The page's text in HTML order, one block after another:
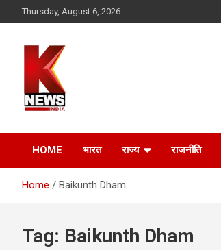
to
Thursday, August 6, 2026
HOME भारत राज्य राजनीति
Home Baikunth Dham
Tag: Baikunth Dham